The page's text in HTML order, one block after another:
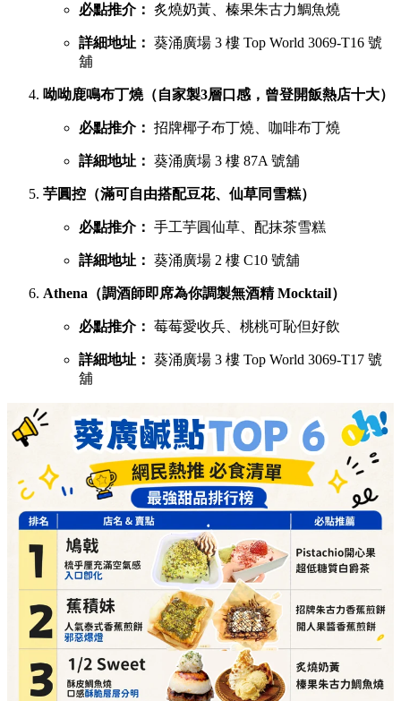
必點推介： 炙燒奶黃、榛果朱古力鯛魚燒
詳細地址： 葵涌廣場 3 樓 Top World 3069-T16 號
舖
呦呦鹿鳴布丁燒（自家製3層口感，曾登開飯熱店十大）
必點推介： 招牌椰子布丁燒、咖啡布丁燒
詳細地址： 葵涌廣場 3 樓 87A 號舖
芋圓控（滿可自由搭配豆花、仙草同雪糕）
必點推介： 手工芋圓仙草、配抹茶雪糕
詳細地址： 葵涌廣場 2 樓 C10 號舖
Athena（調酒師即席為你調製無酒精 Mocktail）
必點推介： 莓莓愛收兵、桃桃可恥但好飲
詳細地址： 葵涌廣場 3 樓 Top World 3069-T17 號
舖